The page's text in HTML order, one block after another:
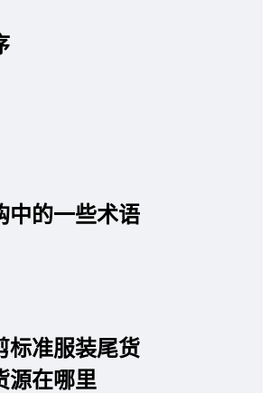
中的一些术语
标准服装尾货
源在哪里